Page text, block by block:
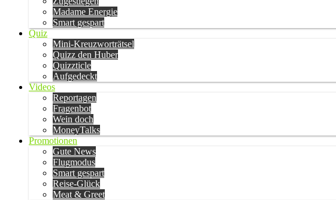
Madame Energie
Smart gespart
Quiz
Mini-Kreuzworträtsel
Quizz den Huber
Quizzticle
Aufgedeckt
Videos
Reportagen
Fragenbot
Wein doch
MoneyTalks
Promotionen
Gute News
Flugmodus
Smart gespart
Reise-Glück
Meat & Greet